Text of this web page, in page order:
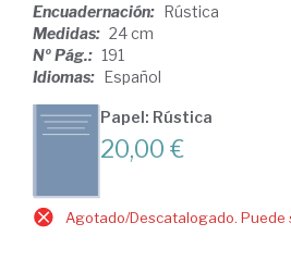
Encuadernación: Rústica
Medidas: 24 cm
Nº Pág.: 191
Idiomas: Español
Papel: Rústica
20,00 €
Agotado/Descatalogado. Puede